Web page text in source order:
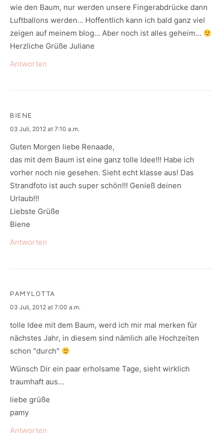
wie den Baum, nur werden unsere Fingerabdrücke dann
Luftballons werden… Hoffentlich kann ich bald ganz viel
zeigen auf meinem blog… Aber noch ist alles geheim…
Herzliche Grüße Juliane
Antworten
BIENE
says:
03 Juli, 2012 at 7:10 a.m.
Guten Morgen liebe Renaade,
das mit dem Baum ist eine ganz tolle Idee!!! Habe ich
vorher noch nie gesehen. Sieht echt klasse aus! Das
Strandfoto ist auch super schön!!! Genieß deinen
Urlaub!!!
Liebste Grüße
Biene
Antworten
PAMYLOTTA
says:
03 Juli, 2012 at 7:00 a.m.
tolle Idee mit dem Baum, werd ich mir mal merken für
nächstes Jahr, in diesem sind nämlich alle Hochzeiten
schon "durch"
Wünsch Dir ein paar erholsame Tage, sieht wirklich
traumhaft aus…
liebe grüße
pamy
Antworten